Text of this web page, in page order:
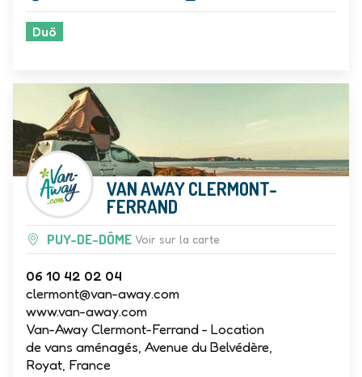
Duö
VAN AWAY CLERMONT-
FERRAND
PUY-DE-DÔME Voir sur la carte
06 10 42 02 04
clermont@van-away.com
www.van-away.com
Van-Away Clermont-Ferrand - Location
de vans aménagés, Avenue du Belvédère,
Royat, France